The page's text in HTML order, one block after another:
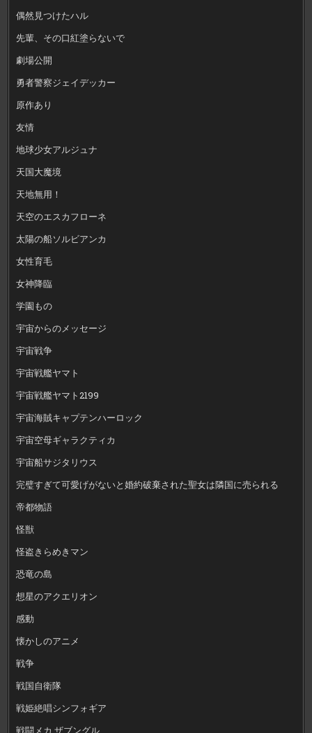
偶然見つけたハル
先輩、その口紅塗らないで
劇場公開
勇者警察ジェイデッカー
原作あり
友情
地球少女アルジュナ
天国大魔境
天地無用！
天空のエスカフローネ
太陽の船ソルビアンカ
女性育毛
女神降臨
学園もの
宇宙からのメッセージ
宇宙戦争
宇宙戦艦ヤマト
宇宙戦艦ヤマト2199
宇宙海賊キャプテンハーロック
宇宙空母ギャラクティカ
宇宙船サジタリウス
完璧すぎて可愛げがないと婚約破棄された聖女は隣国に売られる
帝都物語
怪獣
怪盗きらめきマン
恐竜の島
想星のアクエリオン
感動
懐かしのアニメ
戦争
戦国自衛隊
戦姫絶唱シンフォギア
戦闘メカ ザブングル